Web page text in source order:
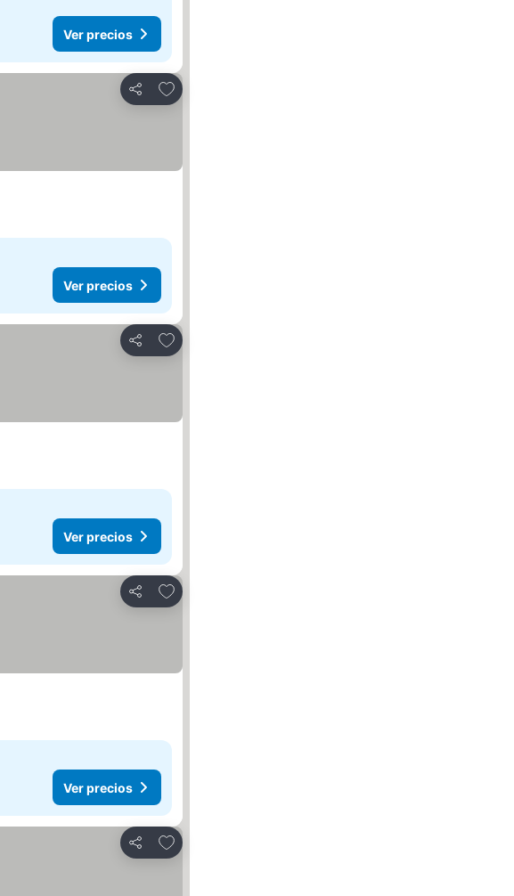
Ver precios
Compartir
Agregar a favoritos
Ver precios
Compartir
Agregar a favoritos
Ver precios
Compartir
Agregar a favoritos
Ver precios
Compartir
Agregar a favoritos